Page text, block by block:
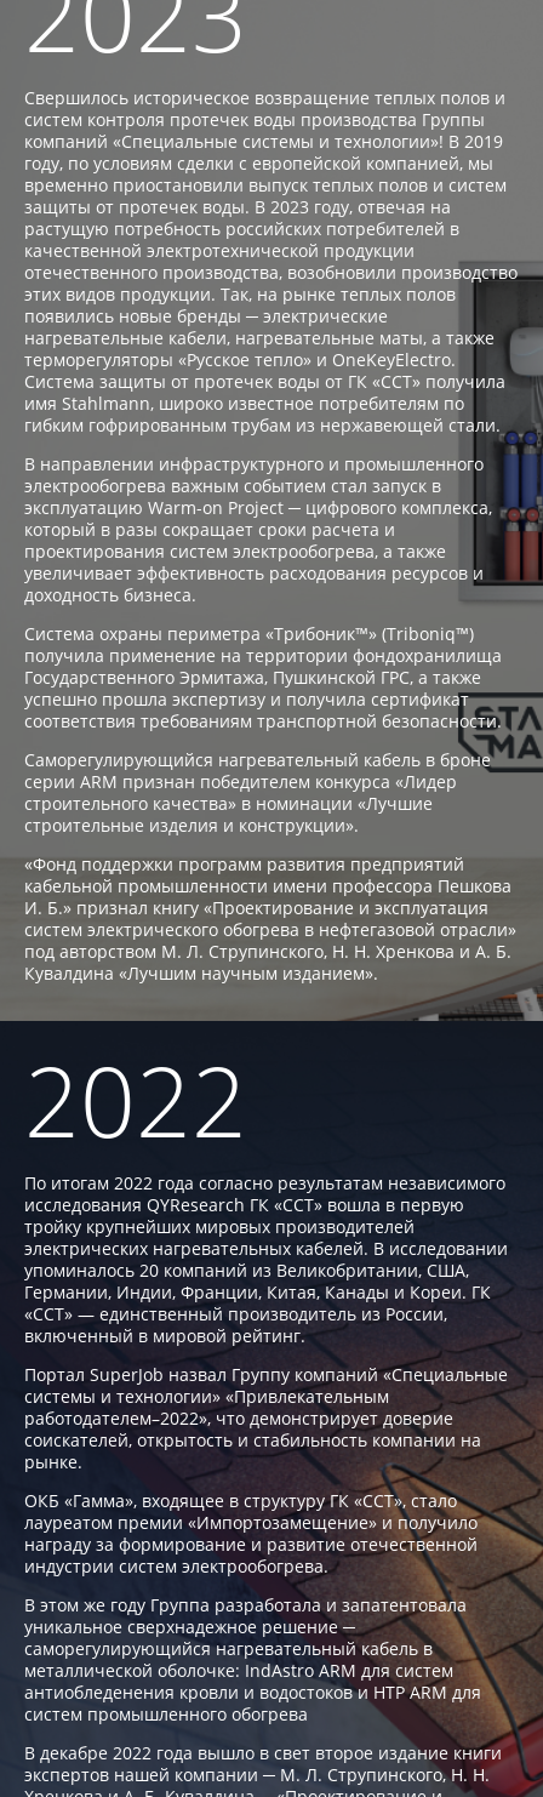
Свершилось историческое возвращение теплых полов и
систем контроля протечек воды производства Группы
компаний «Специальные системы и технологии»! В 2019
году, по условиям сделки с европейской компанией, мы
временно приостановили выпуск теплых полов и систем
защиты от протечек воды. В 2023 году, отвечая на
растущую потребность российских потребителей в
качественной электротехнической продукции
отечественного производства, возобновили производство
этих видов продукции. Так, на рынке теплых полов
появились новые бренды ─ электрические
нагревательные кабели, нагревательные маты, а также
терморегуляторы «Русское тепло» и OneKeyElectro.
Система защиты от протечек воды от ГК «ССТ» получила
имя Stahlmann, широко известное потребителям по
гибким гофрированным трубам из нержавеющей стали.
В направлении инфраструктурного и промышленного
электрообогрева важным событием стал запуск в
эксплуатацию Warm-on Project ─ цифрового комплекса,
который в разы сокращает сроки расчета и
проектирования систем электрообогрева, а также
увеличивает эффективность расходования ресурсов и
доходность бизнеса.
Система охраны периметра «Трибоник™» (Triboniq™)
получила применение на территории фондохранилища
Государственного Эрмитажа, Пушкинской ГРС, а также
успешно прошла экспертизу и получила сертификат
соответствия требованиям транспортной безопасности.
Саморегулирующийся нагревательный кабель в броне
серии ARM признан победителем конкурса «Лидер
строительного качества» в номинации «Лучшие
строительные изделия и конструкции».
«Фонд поддержки программ развития предприятий
кабельной промышленности имени профессора Пешкова
И. Б.» признал книгу «Проектирование и эксплуатация
систем электрического обогрева в нефтегазовой отрасли»
под авторством М. Л. Струпинского, Н. Н. Хренкова и А. Б.
Кувалдина «Лучшим научным изданием».
2022
По итогам 2022 года согласно результатам независимого
исследования QYResearch ГК «ССТ» вошла в первую
тройку крупнейших мировых производителей
электрических нагревательных кабелей. В исследовании
упоминалось 20 компаний из Великобритании, США,
Германии, Индии, Франции, Китая, Канады и Кореи. ГК
«ССТ» — единственный производитель из России,
включенный в мировой рейтинг.
Портал SuperJob назвал Группу компаний «Специальные
системы и технологии» «Привлекательным
работодателем–2022», что демонстрирует доверие
cоискателей, открытость и стабильность компании на
рынке.
ОКБ «Гамма», входящее в структуру ГК «ССТ», стало
лауреатом премии «Импортозамещение» и получило
награду за формирование и развитие отечественной
индустрии систем электрообогрева.
В этом же году Группа разработала и запатентовала
уникальное сверхнадежное решение ─
саморегулирующийся нагревательный кабель в
металлической оболочке: IndAstro ARM для систем
антиобледенения кровли и водостоков и НТР ARM для
систем промышленного обогрева
В декабре 2022 года вышло в свет второе издание книги
экспертов нашей компании ─ М. Л. Струпинского, Н. Н.